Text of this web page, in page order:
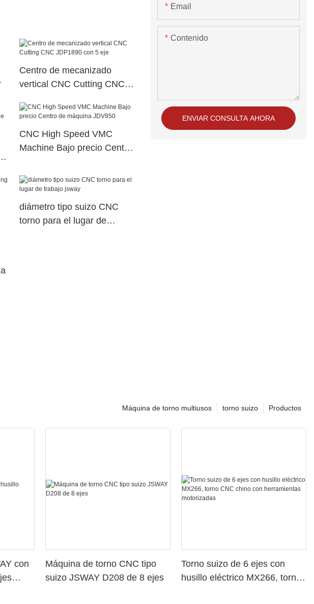
Centro de mecanizado
vertical CNC Cutting CNC
CNC High Speed ​​VMC
Machine Bajo precio Centro
diámetro tipo suizo CNC
torno para el lugar de
Email
Contenido
ENVIAR CONSULTA AHORA
Productos
torno suizo
Máquina de torno multiusos
con
Máquina de torno CNC tipo
suizo JSWAY D208 de 8 ejes
Torno suizo de 6 ejes con
husillo eléctrico MX266, torno